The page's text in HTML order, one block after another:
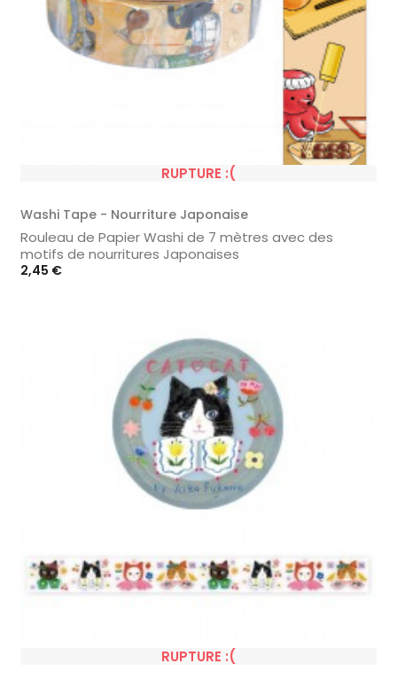
RUPTURE :(
Washi Tape - Nourriture Japonaise
Rouleau de Papier Washi de 7 mètres avec des
motifs de nourritures Japonaises
Prix
2,45 €
RUPTURE :(